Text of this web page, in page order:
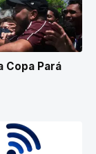
Copa Pará